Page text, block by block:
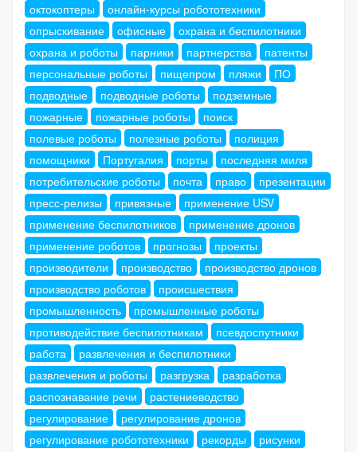
октокоптеры
онлайн-курсы робототехники
опрыскивание
офисные
охрана и беспилотники
охрана и роботы
парники партнерства
патенты
персональные роботы
пищепром пляжи
ПО
подводные
подводные роботы
подземные
пожарные
пожарные роботы
поиск
полевые роботы
полезные роботы
полиция
помощники
Португалия порты
последняя миля
потребительские роботы
почта право
презентации
пресс-релизы
привязные
применение USV
применение беспилотников
применение дронов
применение роботов
прогнозы
проекты
производители
производство
производство дронов
производство роботов
происшествия
промышленность
промышленные роботы
противодействие беспилотникам
псевдоспутники
работа
развлечения и беспилотники
развлечения и роботы
разгрузка
разработка
распознавание речи
растениеводство
регулирование
регулирование дронов
регулирование робототехники
рекорды
рисунки